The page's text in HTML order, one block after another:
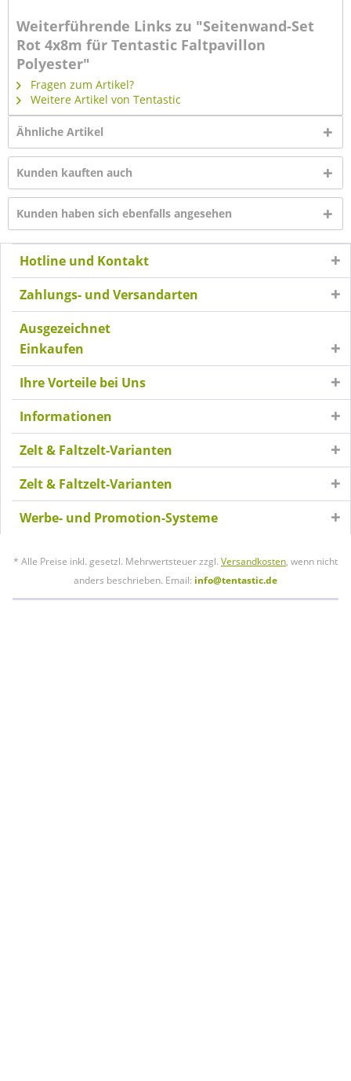
Weiterführende Links zu "Seitenwand-Set
Rot 4x8m für Tentastic Faltpavillon
Polyester"
Fragen zum Artikel?
Weitere Artikel von Tentastic
Ähnliche Artikel
Kunden kauften auch
Kunden haben sich ebenfalls angesehen
Hotline und Kontakt
Zahlungs- und Versandarten
Ausgezeichnet
Einkaufen
Ihre Vorteile bei Uns
Informationen
Zelt & Faltzelt-Varianten
Zelt & Faltzelt-Varianten
Werbe- und Promotion-Systeme
* Alle Preise inkl. gesetzl. Mehrwertsteuer zzgl. Versandkosten, wenn nicht
anders beschrieben. Email: info@tentastic.de